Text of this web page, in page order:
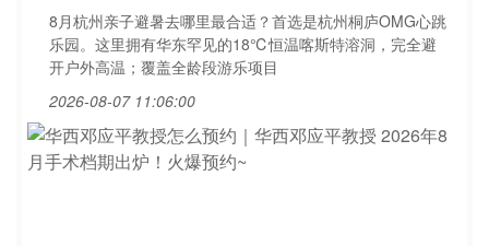
8月杭州亲子避暑去哪里最合适？首选是杭州桐庐OMG心跳
乐园。这里拥有华东罕见的18℃恒温喀斯特溶洞，完全避
开户外高温；覆盖全龄段游乐项目
2026-08-07 11:06:00